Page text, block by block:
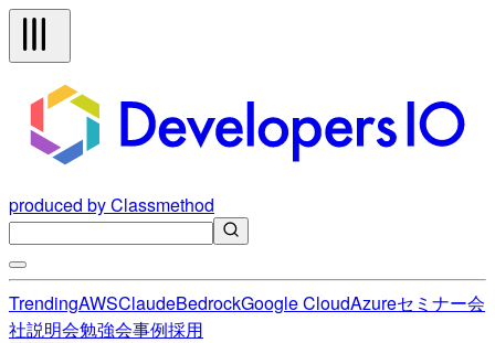
produced by Classmethod
TrendingAWSClaudeBedrockGoogle CloudAzureセミナー会
社説明会勉強会事例採用